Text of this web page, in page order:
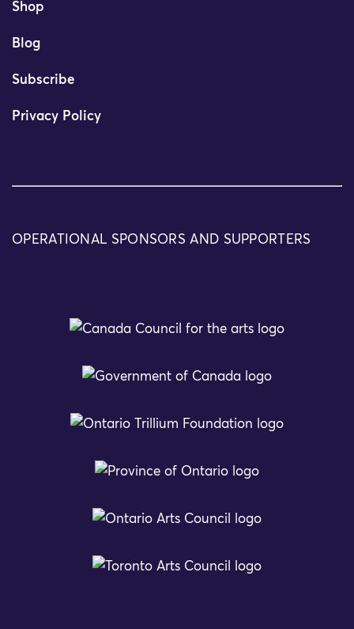
Shop
Blog
Subscribe
Privacy Policy
OPERATIONAL SPONSORS AND SUPPORTERS